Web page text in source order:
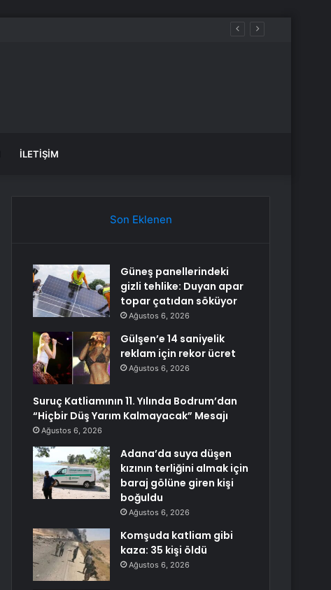
İLETIŞIM
Son Eklenen
Güneş panellerindeki
gizli tehlike: Duyan apar
topar çatıdan söküyor
Ağustos 6, 2026
Gülşen’e 14 saniyelik
reklam için rekor ücret
Ağustos 6, 2026
Suruç Katliamının 11. Yılında Bodrum’dan
“Hiçbir Düş Yarım Kalmayacak” Mesajı
Ağustos 6, 2026
Adana’da suya düşen
kızının terliğini almak için
baraj gölüne giren kişi
boğuldu
Ağustos 6, 2026
Komşuda katliam gibi
kaza: 35 kişi öldü
Ağustos 6, 2026